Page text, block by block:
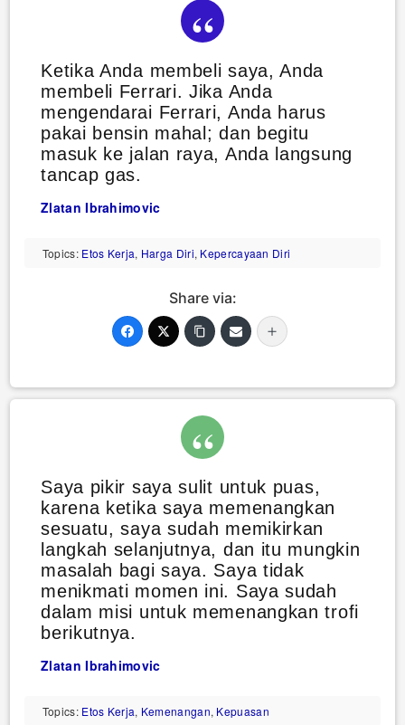
Ketika Anda membeli saya, Anda
membeli Ferrari. Jika Anda
mengendarai Ferrari, Anda harus
pakai bensin mahal; dan begitu
masuk ke jalan raya, Anda langsung
tancap gas.
Zlatan Ibrahimovic
Topics: Etos Kerja, Harga Diri, Kepercayaan Diri
Share via:
Saya pikir saya sulit untuk puas,
karena ketika saya memenangkan
sesuatu, saya sudah memikirkan
langkah selanjutnya, dan itu mungkin
masalah bagi saya. Saya tidak
menikmati momen ini. Saya sudah
dalam misi untuk memenangkan trofi
berikutnya.
Zlatan Ibrahimovic
Topics: Etos Kerja, Kemenangan, Kepuasan